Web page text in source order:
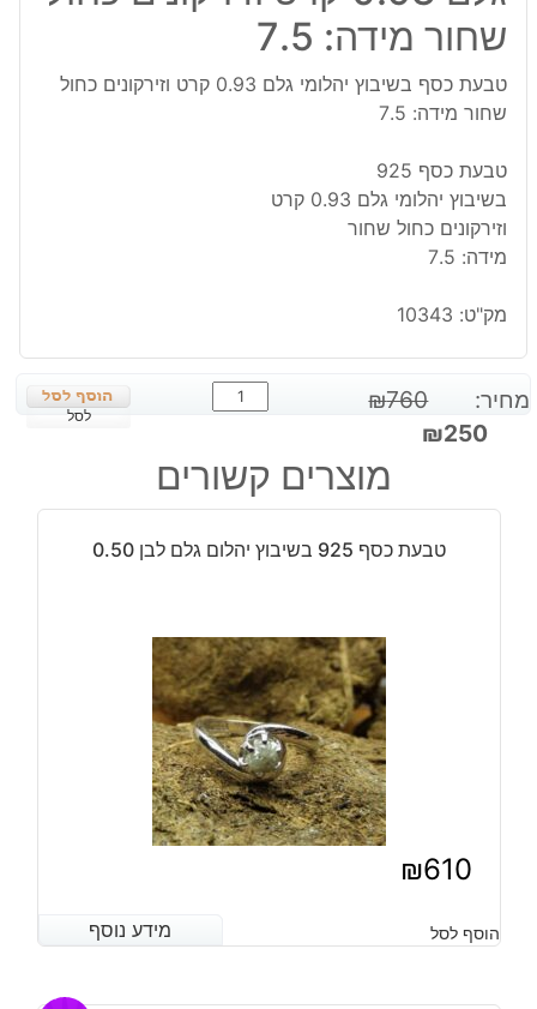
שחור מידה: 7.5
טבעת כסף בשיבוץ יהלומי גלם 0.93 קרט וזירקונים כחול
שחור מידה: 7.5
טבעת כסף 925
בשיבוץ יהלומי גלם 0.93 קרט
וזירקונים כחול שחור
מידה: 7.5
מק"ט: 10343
מחיר: ₪760
המחיר
₪250
המחיר
הנוכחי
הוא:
כמות
של
כסף
בשיבוץ
גלם
וזירקונים
כחול
שחור
מידה:
7.5
לסל
מוצרים קשורים
טבעת כסף 925 בשיבוץ יהלום גלם לבן 0.50
₪610
מידע נוסף הוסף לסל מידע נוסף